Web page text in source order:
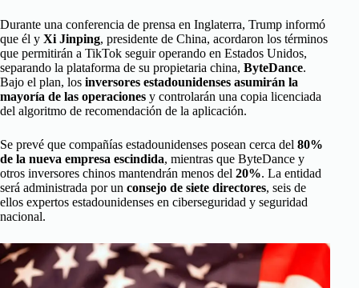
Durante una conferencia de prensa en Inglaterra, Trump informó
que él y Xi Jinping, presidente de China, acordaron los términos
que permitirán a TikTok seguir operando en Estados Unidos,
separando la plataforma de su propietaria china, ByteDance.
Bajo el plan, los inversores estadounidenses asumirán la
mayoría de las operaciones y controlarán una copia licenciada
del algoritmo de recomendación de la aplicación.
Se prevé que compañías estadounidenses posean cerca del 80%
de la nueva empresa escindida, mientras que ByteDance y
otros inversores chinos mantendrán menos del 20%. La entidad
será administrada por un consejo de siete directores, seis de
ellos expertos estadounidenses en ciberseguridad y seguridad
nacional.